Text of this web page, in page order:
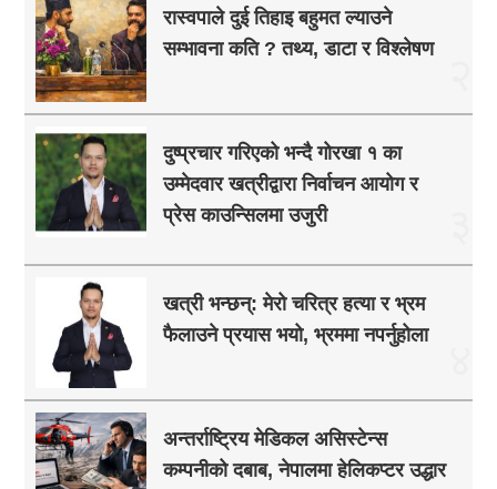
रास्वपाले दुई तिहाइ बहुमत ल्याउने
सम्भावना कति ? तथ्य, डाटा र विश्लेषण
दुष्प्रचार गरिएको भन्दै गोरखा १ का
उम्मेदवार खत्रीद्वारा निर्वाचन आयोग र
प्रेस काउन्सिलमा उजुरी
खत्री भन्छन्: मेरो चरित्र हत्या र भ्रम
फैलाउने प्रयास भयो, भ्रममा नपर्नुहोला
अन्तर्राष्ट्रिय मेडिकल असिस्टेन्स
कम्पनीको दबाब, नेपालमा हेलिकप्टर उद्धार